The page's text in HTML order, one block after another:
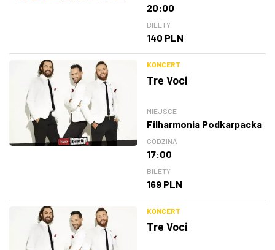
20:00
BILETY
140 PLN
KONCERT
Tre Voci
MIEJSCE
Filharmonia Podkarpacka
GODZINA
17:00
BILETY
169 PLN
KONCERT
Tre Voci